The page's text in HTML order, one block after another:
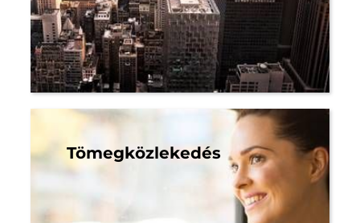
Tömegközlekedés